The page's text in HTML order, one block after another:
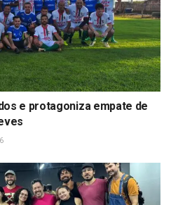
e protagoniza empate de